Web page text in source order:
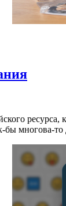
бы многова-